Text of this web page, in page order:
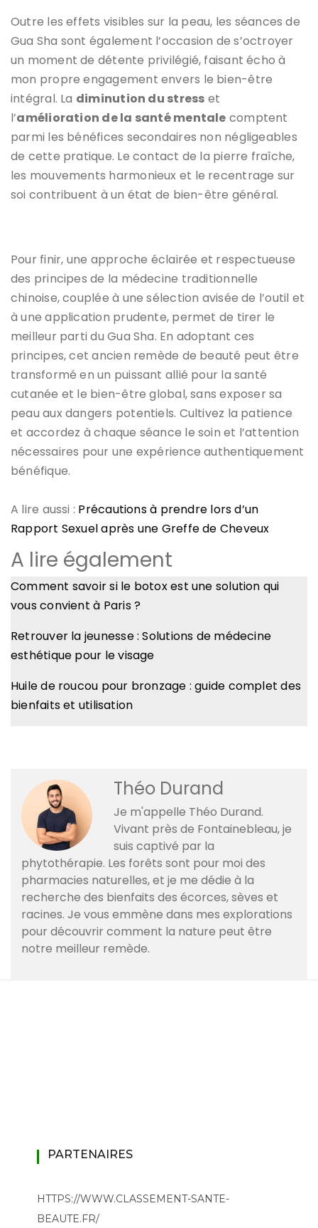
Outre les effets visibles sur la peau, les séances de
Gua Sha sont également l’occasion de s’octroyer
un moment de détente privilégié, faisant écho à
mon propre engagement envers le bien-être
intégral. La diminution du stress et
l’amélioration de la santé mentale comptent
parmi les bénéfices secondaires non négligeables
de cette pratique. Le contact de la pierre fraîche,
les mouvements harmonieux et le recentrage sur
soi contribuent à un état de bien-être général.
Pour finir, une approche éclairée et respectueuse
des principes de la médecine traditionnelle
chinoise, couplée à une sélection avisée de l’outil et
à une application prudente, permet de tirer le
meilleur parti du Gua Sha. En adoptant ces
principes, cet ancien remède de beauté peut être
transformé en un puissant allié pour la santé
cutanée et le bien-être global, sans exposer sa
peau aux dangers potentiels. Cultivez la patience
et accordez à chaque séance le soin et l’attention
nécessaires pour une expérience authentiquement
bénéfique.
A lire aussi : Précautions à prendre lors d’un
Rapport Sexuel après une Greffe de Cheveux
A lire également
Comment savoir si le botox est une solution qui
vous convient à Paris ?
Retrouver la jeunesse : Solutions de médecine
esthétique pour le visage
Huile de roucou pour bronzage : guide complet des
bienfaits et utilisation
Théo Durand
Je m'appelle Théo Durand.
Vivant près de Fontainebleau, je
suis captivé par la
phytothérapie. Les forêts sont pour moi des
pharmacies naturelles, et je me dédie à la
recherche des bienfaits des écorces, sèves et
racines. Je vous emmène dans mes explorations
pour découvrir comment la nature peut être
notre meilleur remède.
PARTENAIRES
HTTPS://WWW.CLASSEMENT-SANTE-
BEAUTE.FR/